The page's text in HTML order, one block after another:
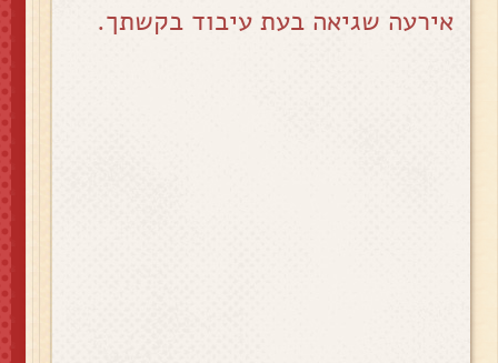
אירעה שגיאה בעת עיבוד בקשתך.